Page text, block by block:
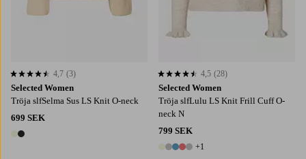
Selected Women
Tröja slfSelma Sus LS Knit O-neck
699 SEK
2 färger
4,7 baserat på 3 st betyg
4,7 (3)
Selected Women
Tröja slfLulu LS Knit Frill Cuff O-
neck N
799 SEK
6 färger
+1
4,5 baserat på 28 st betyg
4,5 (28)